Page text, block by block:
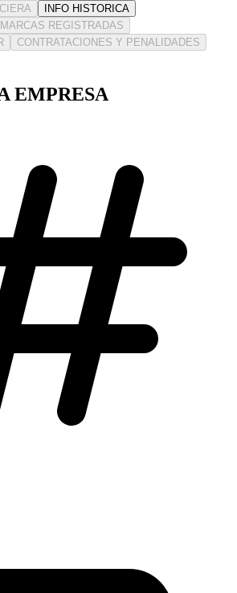
INFO HISTORICA
MARCAS REGISTRADAS
CONTRATACIONES Y PENALIDADES
EMPRESA